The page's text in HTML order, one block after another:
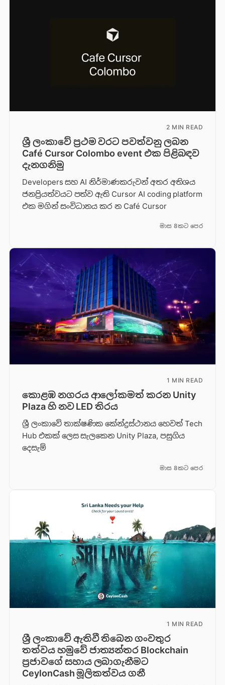
2 MIN READ
ශ්‍රී ලංකාවේ ප්‍රථම වරට පවත්වනු ලබන
Café Cursor Colombo event එක පිළිබඳව
දැනගනිමු
Developers සහ AI නිර්මාණකරුවන් අතර අතිශය
ජනප්‍රියත්වයට පත්ව ඇති Cursor AI coding platform
එක මගින් සංවිධානය කර න Café Cursor
මාස 8කට පෙර
1 MIN READ
කොළඹ නගරය ආලෝකමත් කරන Unity
Plaza හි නව LED තිරය
ශ්‍රී ලංකාවේ තාක්ෂණික කේන්ද්‍රස්ථානය හෙවත් Tech
Hub එකක් ලෙස සැලකෙන Unity Plaza, පසුගිය
දෙසැම්
මාස 8කට පෙර
1 MIN READ
ශ්‍රී ලංකාවේ ඇතිවී තිබෙන ගංවතුර
තත්වය හමුවේ ජාත්‍යන්තර Blockchain
ප්‍රජාවගේ සහාය ලබාගැනීමට
CeylonCash මූලිකත්වය ග​නී